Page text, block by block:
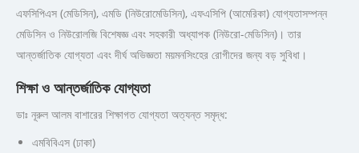
এফসিপিএস (মেডিসিন), এমডি (নিউরোমেডিসিন), এফএসিপি (আমেরিকা) যোগ্যতাসম্পন্ন
মেডিসিন ও নিউরোলজি বিশেষজ্ঞ এবং সহকারী অধ্যাপক (নিউরো-মেডিসিন)। তার
আন্তর্জাতিক যোগ্যতা এবং দীর্ঘ অভিজ্ঞতা ময়মনসিংহের রোগীদের জন্য বড় সুবিধা।
শিক্ষা ও আন্তর্জাতিক যোগ্যতা
ডাঃ নূরুল আলম বাশারের শিক্ষাগত যোগ্যতা অত্যন্ত সমৃদ্ধ:
এমবিবিএস (ঢাকা)